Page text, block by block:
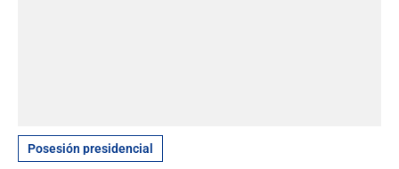
Posesión presidencial